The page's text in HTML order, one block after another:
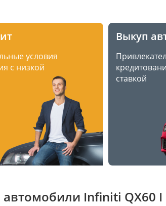
условия
с низкой
Выкуп
ставкой
Infiniti QX60 I